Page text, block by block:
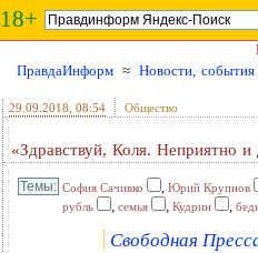
18+
ПравдаИнформ ≈ Новости, события
29.09.2018 , 08:54 Общество
«Здравствуй, Коля. Неприятно
София Сачивко , Юрий Крупнов
рубль
, семья , Кудрин ,
Свободная